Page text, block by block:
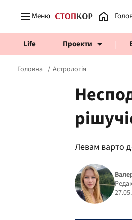
Меню
Life Проекти
Головна Астрологія
Левам варто